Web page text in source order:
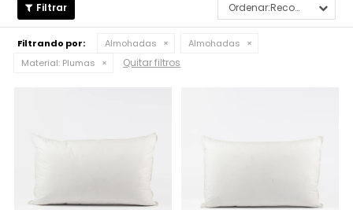
Recomendados
Filtrando por: Almohadas
Almohadas
Material: Plumas Quitar filtros